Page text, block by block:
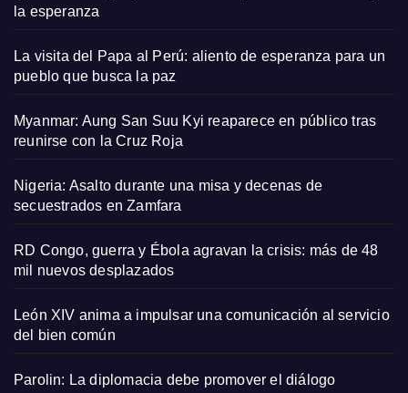
la esperanza
La visita del Papa al Perú: aliento de esperanza para un
pueblo que busca la paz
Myanmar: Aung San Suu Kyi reaparece en público tras
reunirse con la Cruz Roja
Nigeria: Asalto durante una misa y decenas de
secuestrados en Zamfara
RD Congo, guerra y Ébola agravan la crisis: más de 48
mil nuevos desplazados
León XIV anima a impulsar una comunicación al servicio
del bien común
Parolin: La diplomacia debe promover el diálogo